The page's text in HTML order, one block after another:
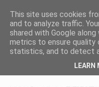
This site uses cookies
and to analyze traffic.
shared with Google
metrics to ensure quality
statistics, and to detect
LEARN